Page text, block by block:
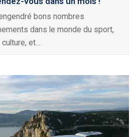
bons nombres
dans le monde du sport,
et…